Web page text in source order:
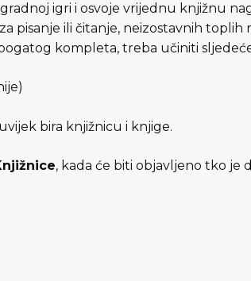
igri i osvoje vrijednu knjižnu
pisanje ili čitanje, neizostavnih toplih
kompleta, treba učiniti
bira knjižnicu i knjige.
, kada će biti objavljeno tko je